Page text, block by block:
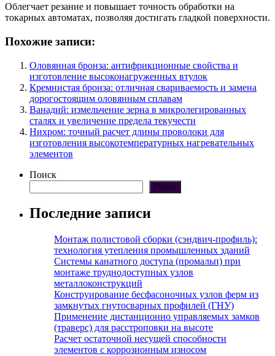
Облегчает резание и повышает точность обработки на
токарных автоматах, позволяя достигать гладкой поверхности.
Похожие записи:
Оловянная бронза: антифрикционные свойства и
изготовление высоконагруженных втулок
Кремнистая бронза: отличная свариваемость и замена
дорогостоящим оловянным сплавам
Ванадий: измельчение зерна в микролегированных
сталях и увеличение предела текучести
Нихром: точный расчет длины проволоки для
изготовления высокотемпературных нагревательных
элементов
Поиск
Поиск
Последние записи
Монтаж полистовой сборки (сэндвич-профиль):
технология утепления промышленных зданий
Системы канатного доступа (промальп) при
монтаже труднодоступных узлов
металлоконструкций
Конструирование бесфасоночных узлов ферм из
замкнутых гнутосварных профилей (ГНУ)
Применение дистанционно управляемых замков
(траверс) для расстроповки на высоте
Расчет остаточной несущей способности
элементов с коррозионным износом